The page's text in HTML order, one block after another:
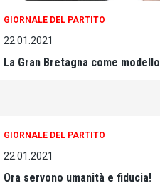
GIORNALE DEL PARTITO
22.01.2021
La Gran Bretagna come modello
GIORNALE DEL PARTITO
22.01.2021
Ora servono umanità e fiducia!